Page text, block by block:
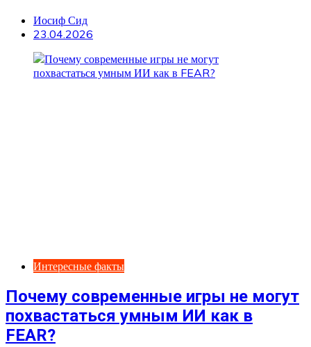
Иосиф Сид
23.04.2026
Интересные факты
Почему современные игры не могут
похвастаться умным ИИ как в
FEAR?